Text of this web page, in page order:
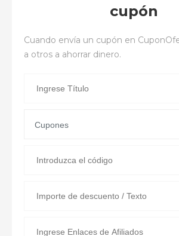
cupón
Cuando envía un cupón en
a otros a ahorrar dinero.